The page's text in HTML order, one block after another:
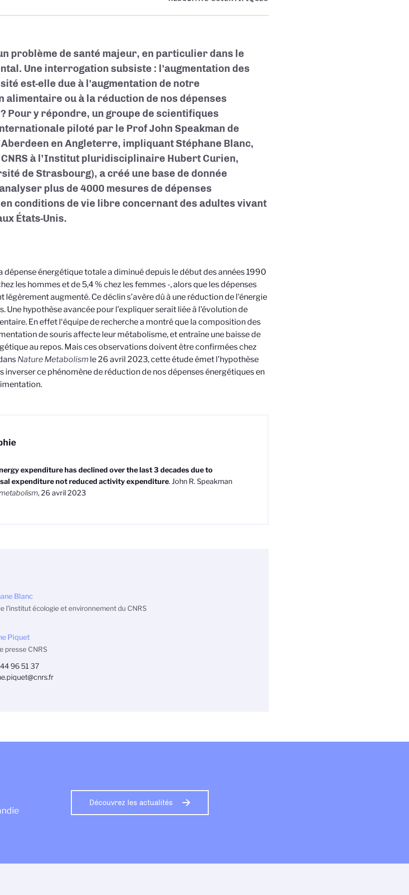
problème de santé majeur, en particulier dans le
Une interrogation subsiste : l'augmentation des
est-elle due à l'augmentation de notre
alimentaire ou à la réduction de nos dépenses
Pour y répondre, un groupe de scientifiques
piloté par le Prof John Speakman de
en Angleterre, impliquant Stéphane Blanc,
à l’Institut pluridisciplinaire Hubert Curien,
de Strasbourg), a créé une base de donnée
plus de 4000 mesures de dépenses
conditions de vie libre concernant des adultes vivant
États-Unis.
dépense énergétique totale a diminué depuis le début des années 1990
les hommes et de 5,4 % chez les femmes -, alors que les dépenses
légèrement augmenté. Ce déclin s’avère dû à une réduction de l'énergie
Une hypothèse avancée pour l’expliquer serait liée à l'évolution de
En effet l‘équipe de recherche a montré que la composition des
de souris affecte leur métabolisme, et entraîne une baisse de
au repos. Mais ces observations doivent être confirmées chez
Nature Metabolismle 26 avril 2023, cette étude émet l’hypothèse
inverser ce phénomène de réduction de nos dépenses énergétiques en
expenditure has declined over the last 3 decades due to
expenditure not reduced activity expenditure. John R. Speakman
, 26 avril 2023
Blanc
l'institut écologie et environnement du CNRS
Piquet
presse CNRS
96 51 37
Découvrez les actualités